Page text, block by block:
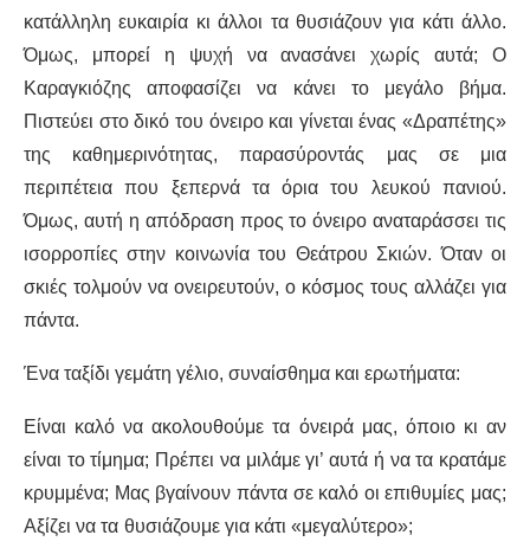
κατάλληλη ευκαιρία κι άλλοι τα θυσιάζουν για κάτι άλλο.
Όμως, μπορεί η ψυχή να ανασάνει χωρίς αυτά; Ο
Καραγκιόζης αποφασίζει να κάνει το μεγάλο βήμα.
Πιστεύει στο δικό του όνειρο και γίνεται ένας «Δραπέτης»
της καθημερινότητας, παρασύροντάς μας σε μια
περιπέτεια που ξεπερνά τα όρια του λευκού πανιού.
Όμως, αυτή η απόδραση προς το όνειρο αναταράσσει τις
ισορροπίες στην κοινωνία του Θεάτρου Σκιών. Όταν οι
σκιές τολμούν να ονειρευτούν, ο κόσμος τους αλλάζει για
πάντα.
Ένα ταξίδι γεμάτη γέλιο, συναίσθημα και ερωτήματα:
Είναι καλό να ακολουθούμε τα όνειρά μας, όποιο κι αν
είναι το τίμημα; Πρέπει να μιλάμε γι’ αυτά ή να τα κρατάμε
κρυμμένα; Μας βγαίνουν πάντα σε καλό οι επιθυμίες μας;
Αξίζει να τα θυσιάζουμε για κάτι «μεγαλύτερο»;